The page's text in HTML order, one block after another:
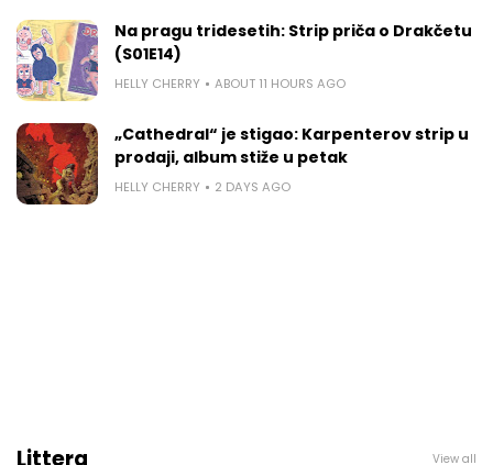
Na pragu tridesetih: Strip priča o Drakčetu
(S01E14)
HELLY CHERRY ABOUT 11 HOURS AGO
„Cathedral“ je stigao: Karpenterov strip u
prodaji, album stiže u petak
HELLY CHERRY 2 DAYS AGO
View all